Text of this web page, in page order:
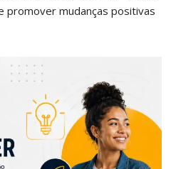
promover mudanças positivas